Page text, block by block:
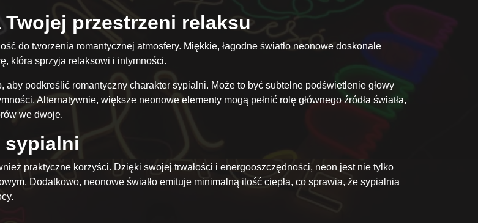
przestrzeni relaksu
do tworzenia romantycznej atmosfery. Miękkie, łagodne światło neonowe doskonale
która sprzyja relaksowi i intymności.
podkreślić romantyczny charakter sypialni. Może to być subtelne podświetlenie głowy
Alternatywnie, większe neonowe elementy mogą pełnić rolę głównego źródła światła,
we dwoje.
sypialni
praktyczne korzyści. Dzięki swojej trwałości i energooszczędności, neon jest nie tylko
Dodatkowo, neonowe światło emituje minimalną ilość ciepła, co sprawia, że sypialnia